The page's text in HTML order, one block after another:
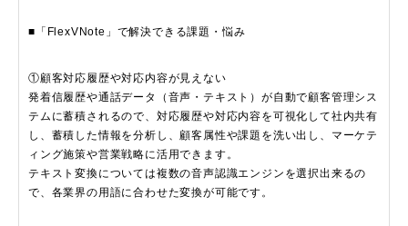
■「FlexVNote」で解決できる課題・悩み
①顧客対応履歴や対応内容が見えない
発着信履歴や通話データ（音声・テキスト）が自動で顧客管理シス
テムに蓄積されるので、対応履歴や対応内容を可視化して社内共有
し、蓄積した情報を分析し、顧客属性や課題を洗い出し、マーケテ
ィング施策や営業戦略に活用できます。
テキスト変換については複数の音声認識エンジンを選択出来るの
で、各業界の用語に合わせた変換が可能です。